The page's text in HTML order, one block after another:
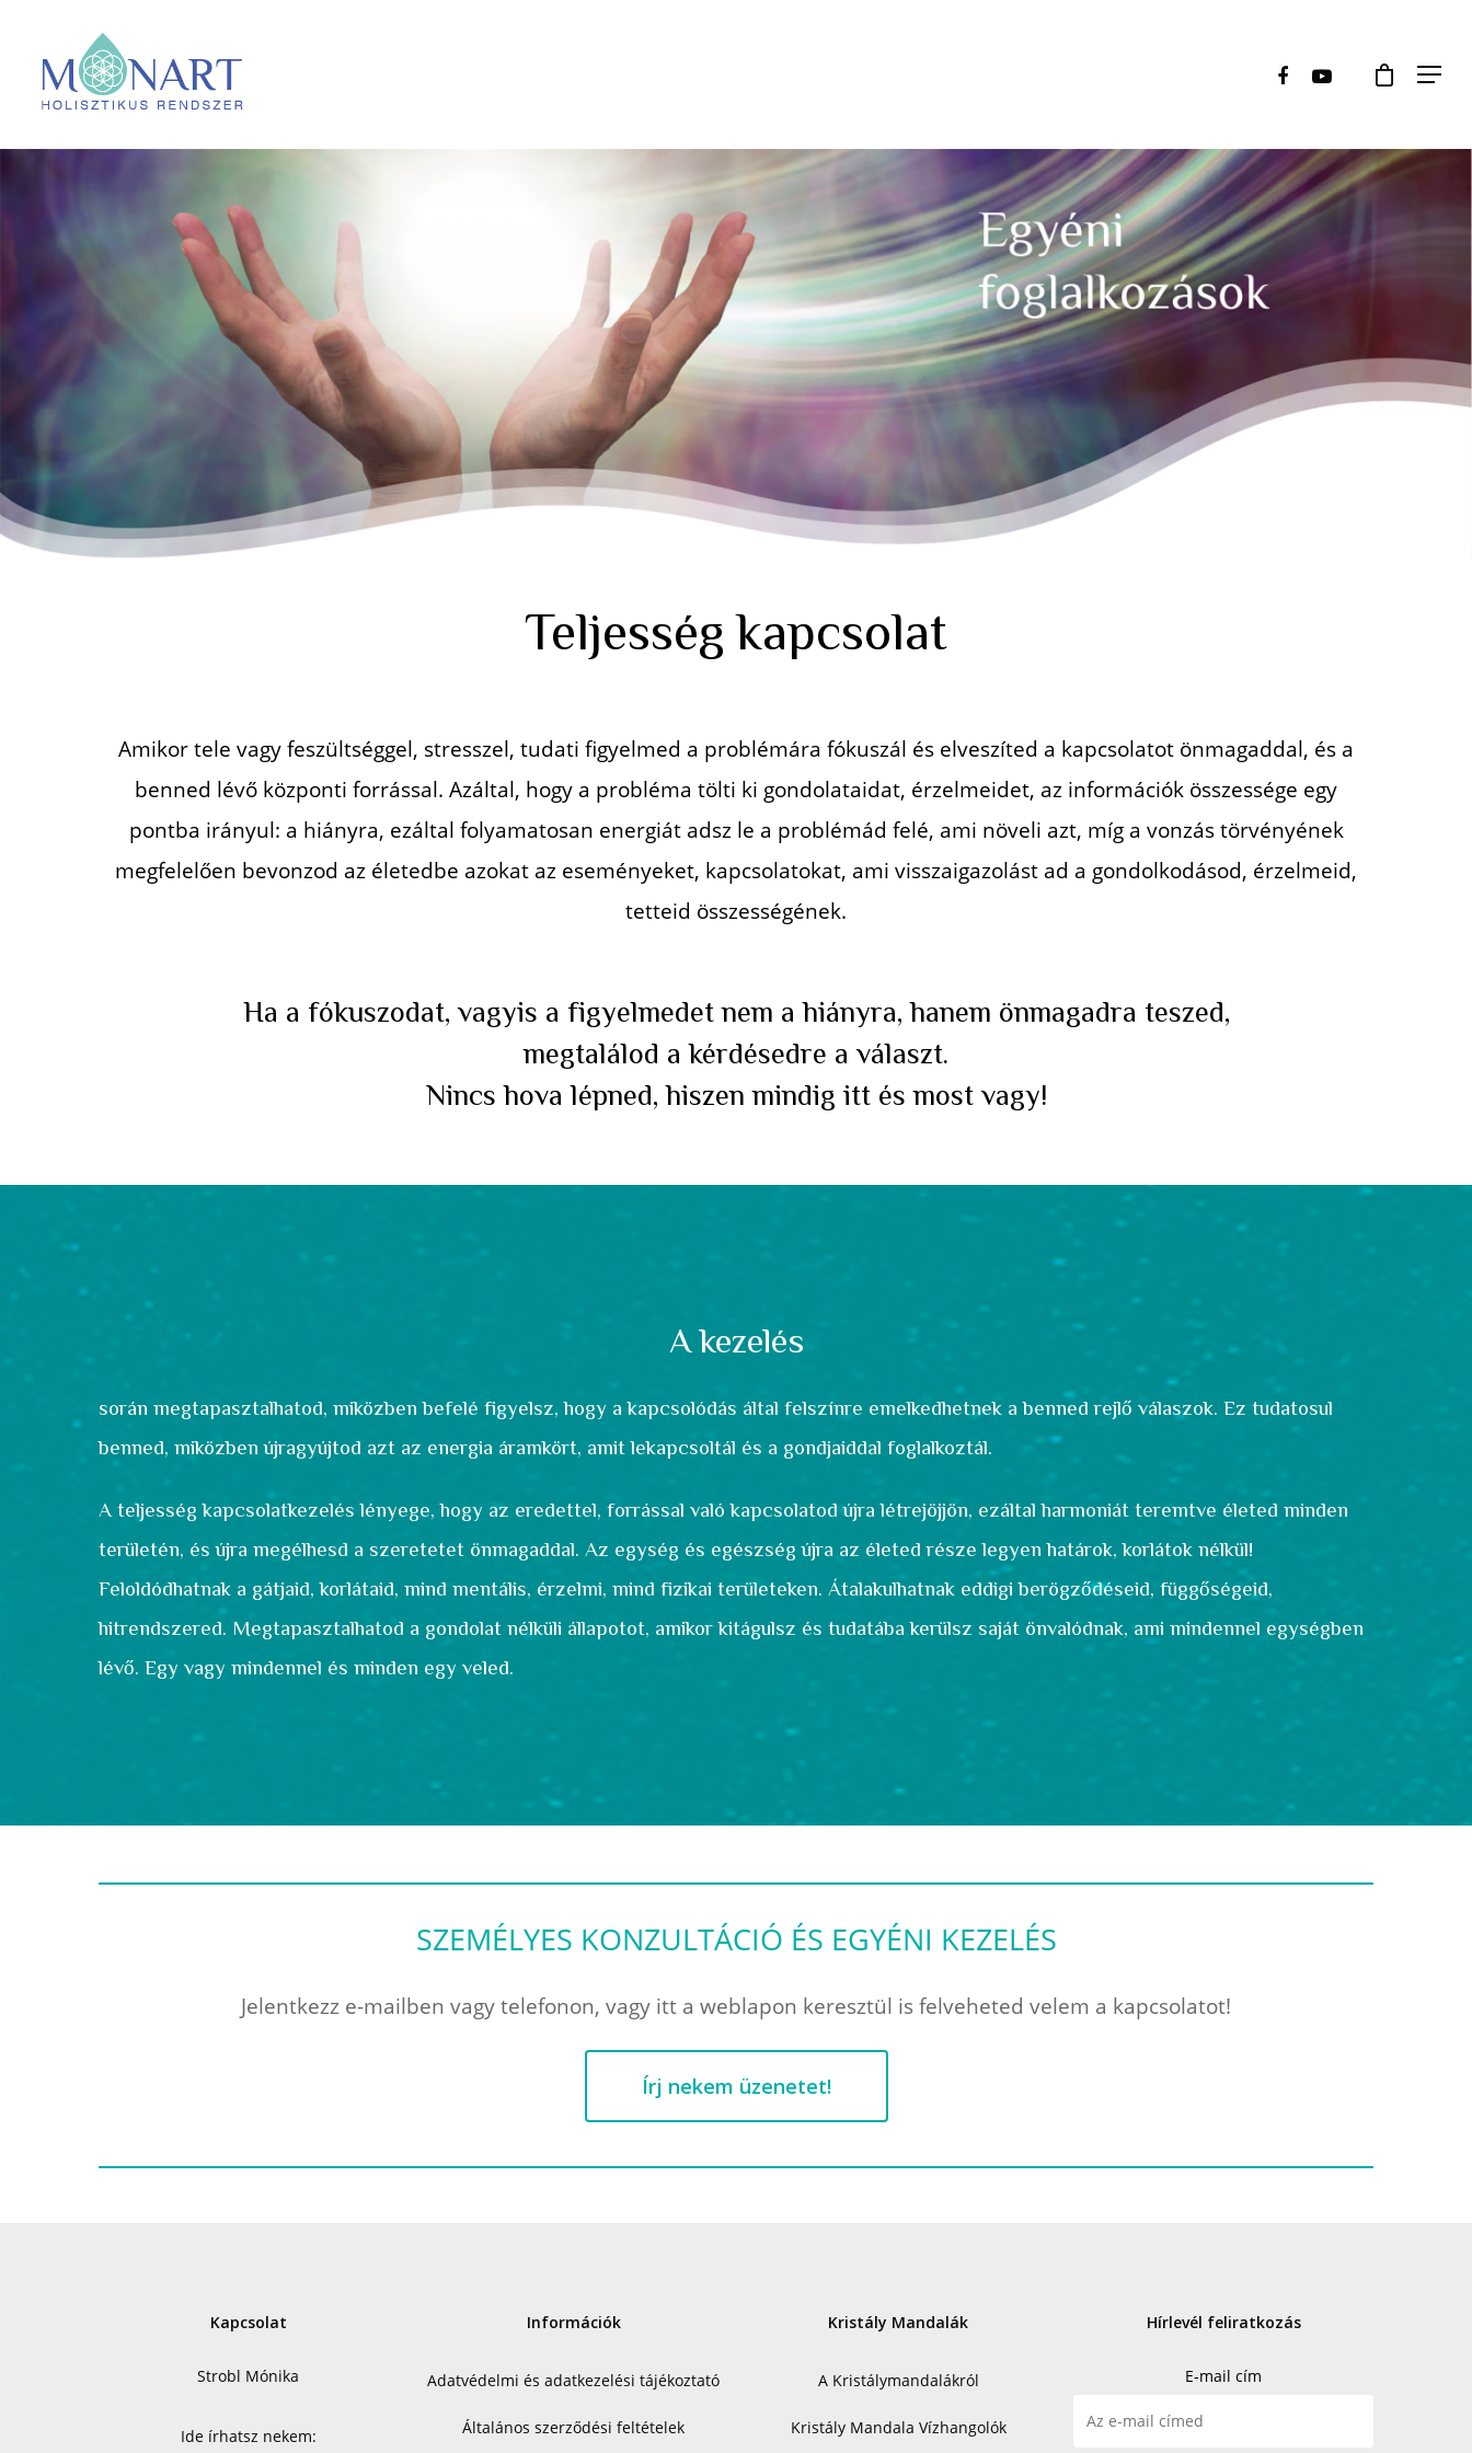
Teljesség kapcsolat
Amikor tele vagy feszültséggel, stresszel, tudati figyelmed a problémára fókuszál és elveszíted a kapcsolatot önmagaddal, és a
benned lévő központi forrással. Azáltal, hogy a probléma tölti ki gondolataidat, érzelmeidet, az információk összessége egy
pontba irányul: a hiányra, ezáltal folyamatosan energiát adsz le a problémád felé, ami növeli azt, míg a vonzás törvényének
megfelelően bevonzod az életedbe azokat az eseményeket, kapcsolatokat, ami visszaigazolást ad a gondolkodásod, érzelmeid,
tetteid összességének.
Ha a fókuszodat, vagyis a figyelmedet nem a hiányra, hanem önmagadra teszed,
megtalálod a kérdésedre a választ.
Nincs hova lépned, hiszen mindig itt és most vagy!
A kezelés
során megtapasztalhatod, miközben befelé figyelsz, hogy a kapcsolódás által felszínre emelkedhetnek a benned rejlőválaszok. Ez tudatosul
benned, miközben újragyújtod azt az energia áramkört, amit lekapcsoltál és a gondjaiddalfoglalkoztál.
A teljesség kapcsolatkezelés lényege, hogy az eredettel, forrással való kapcsolatod újra létrejöjjön, ezáltal harmoniátteremtve életed minden
területén, és újra megélhesd a szeretetet önmagaddal. Az egység és egészség újra az életedrésze legyen határok, korlátok nélkül!
Feloldódhatnak a gátjaid, korlátaid, mind mentális, érzelmi, mind fizikaiterületeken. Átalakulhatnak eddigi berögződéseid, függőségeid,
hitrendszered. Megtapasztalhatod a gondolat nélküli állapotot, amikor kitágulsz és tudatába kerülsz saját önvalódnak, ami mindennel egységben
lévő. Egy vagy mindennel és minden egy veled.
SZEMÉLYES KONZULTÁCIÓ ÉS EGYÉNI KEZELÉS
Jelentkezz e-mailben vagy telefonon, vagy itt a weblapon keresztül is felveheted velem a kapcsolatot!
Írj nekem üzenetet!
Kapcsolat
Strobl Mónika
Ide írhatsz nekem:
Információk
Adatvédelmi és adatkezelési tájékoztató
Általános szerződési feltételek
Kristály Mandalák
A Kristálymandalákról
Kristály Mandala Vízhangolók
Hírlevél feliratkozás
E-mail cím